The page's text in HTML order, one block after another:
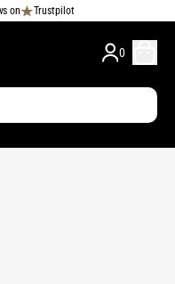
on Trustpilot
0